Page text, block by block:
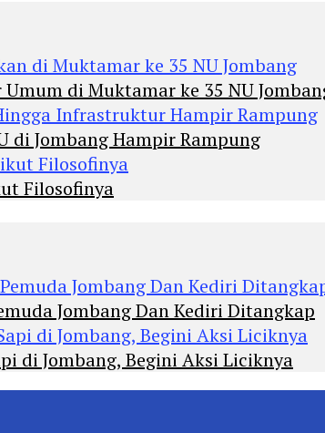
di Muktamar ke 35 NU
Jombang Hampir Rampung
Filosofinya
Jombang Dan Kediri Ditangkap
di Jombang, Begini Aksi Liciknya